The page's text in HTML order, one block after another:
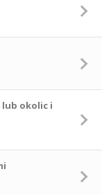
okolic i